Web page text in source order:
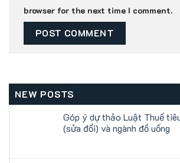
browser for the next time I comment.
NEW POSTS
Góp ý dự thảo Luật Thuế
(sửa đổi) và ngành đồ uống